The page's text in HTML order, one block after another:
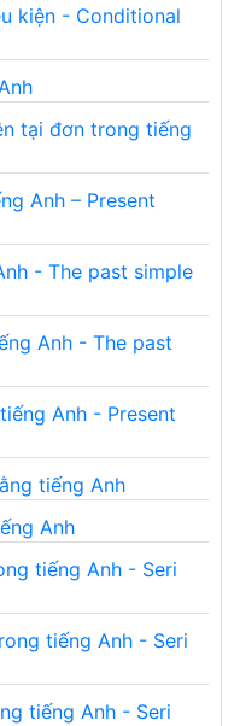
kiện - Conditional
tại đơn trong tiếng
Anh – Present
- The past simple
Anh - The past
Anh - Present
tiếng Anh
Anh
tiếng Anh - Seri
tiếng Anh - Seri
tiếng Anh - Seri